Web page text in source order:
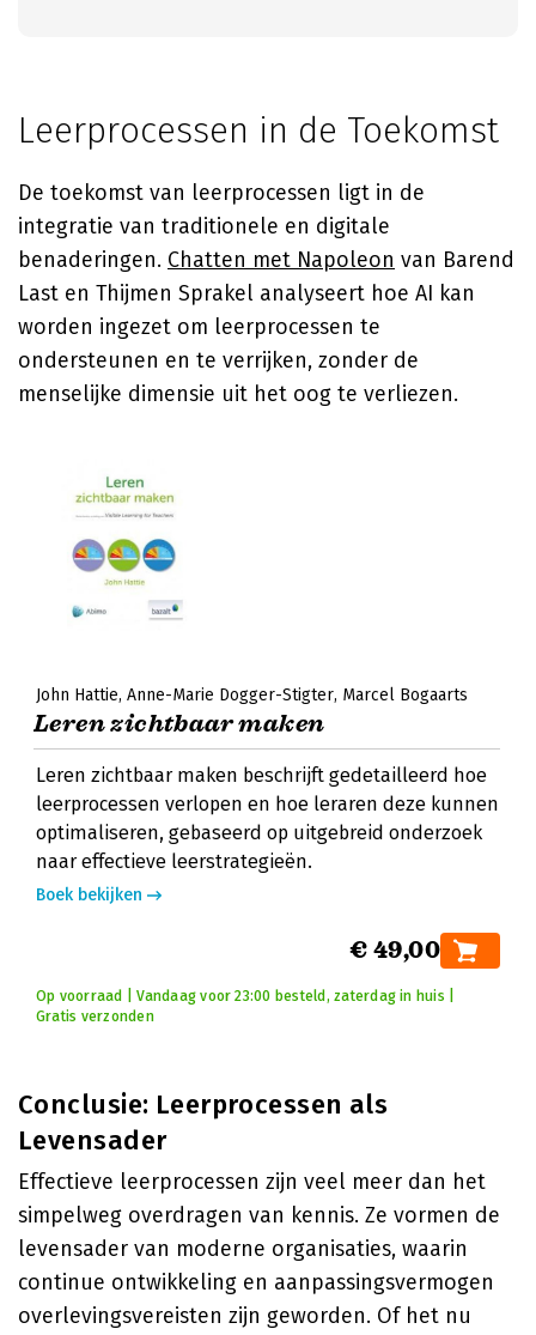
Leerprocessen in de Toekomst
De toekomst van leerprocessen ligt in de
integratie van traditionele en digitale
benaderingen. Chatten met Napoleon van Barend
Last en Thijmen Sprakel analyseert hoe AI kan
worden ingezet om leerprocessen te
ondersteunen en te verrijken, zonder de
menselijke dimensie uit het oog te verliezen.
John Hattie Anne-Marie Dogger-Stigter Marcel Bogaarts
Leren zichtbaar maken
Leren zichtbaar maken beschrijft gedetailleerd hoe
leerprocessen verlopen en hoe leraren deze kunnen
optimaliseren, gebaseerd op uitgebreid onderzoek
naar effectieve leerstrategieën.
Boek bekijken
€ 49,00
Op voorraad | Vandaag voor 23:00 besteld, zaterdag in huis |
Gratis verzonden
Conclusie: Leerprocessen als
Levensader
Effectieve leerprocessen zijn veel meer dan het
simpelweg overdragen van kennis. Ze vormen de
levensader van moderne organisaties, waarin
continue ontwikkeling en aanpassingsvermogen
overlevingsvereisten zijn geworden. Of het nu